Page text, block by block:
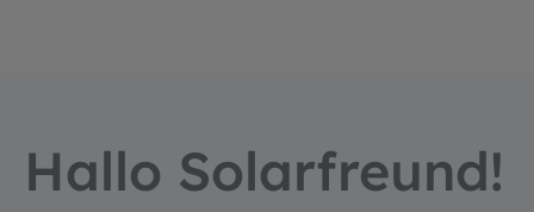
Hallo Solarfreund!